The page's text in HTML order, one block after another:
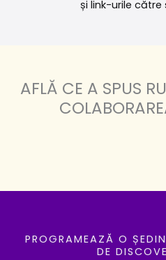
și link-urile
AFLĂ CE A SPUS
PROGRAMEAZĂ O
DE